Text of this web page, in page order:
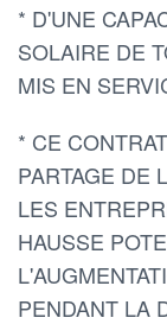
* D'UNE
SOLAIRE DE
MIS EN
* CE
PARTAGE DE
LES
HAUSSE
PENDANT LA